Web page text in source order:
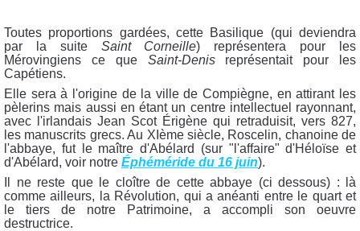
Toutes proportions gardées, cette Basilique (qui deviendra
par la suite Saint Corneille) représentera pour les
Mérovingiens ce que Saint-Denisreprésentait pour les
Capétiens.
Elle sera à l'origine de la ville de Compiègne, en attirant les
pèlerins mais aussi en étant un centre intellectuel rayonnant,
avec l'irlandais Jean Scot Érigène qui retraduisit, vers 827,
les manuscrits grecs. Au XIème siècle, Roscelin, chanoine de
l'abbaye, fut le maître d'Abélard (sur "l'affaire" d'Héloïse et
d'Abélard, voir notre Éphéméride du 16 juin).
Il ne reste que le cloître de cette abbaye (ci dessous) : là
comme ailleurs, la Révolution, qui a anéanti entre le quart et
le tiers de notre Patrimoine, a accompli son oeuvre
destructrice.